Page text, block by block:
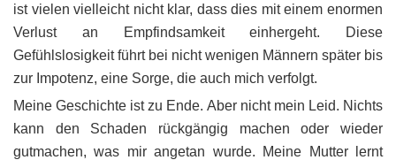
ist vielen vielleicht nicht klar, dass dies mit einem enormen
Verlust an Empfindsamkeit einhergeht. Diese
Gefühlslosigkeit führt bei nicht wenigen Männern später bis
zur Impotenz, eine Sorge, die auch mich verfolgt.
Meine Geschichte ist zu Ende. Aber nicht mein Leid. Nichts
kann den Schaden rückgängig machen oder wieder
gutmachen, was mir angetan wurde. Meine Mutter lernt